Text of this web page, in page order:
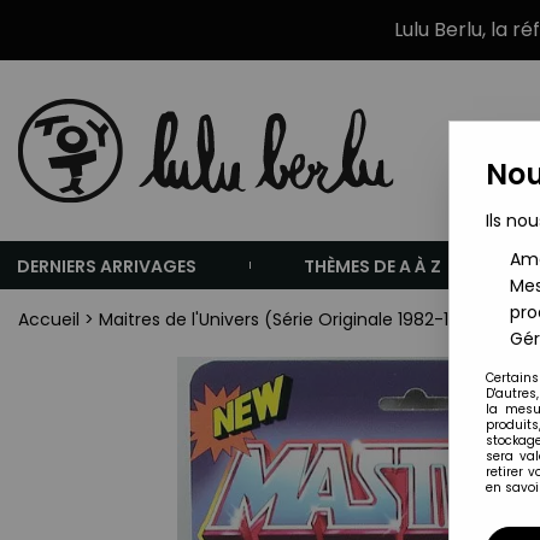
Lulu Berlu, la
DERNIERS ARRIVAGES THÈMES DE A À Z
Accueil > Maitres de l'Univers (Série Originale 1982-1988)
Ils
la
sera
retirer
en